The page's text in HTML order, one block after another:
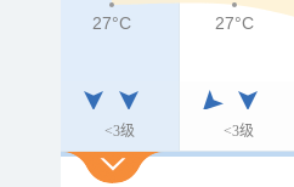
<3级 <3级
27°C
27°C